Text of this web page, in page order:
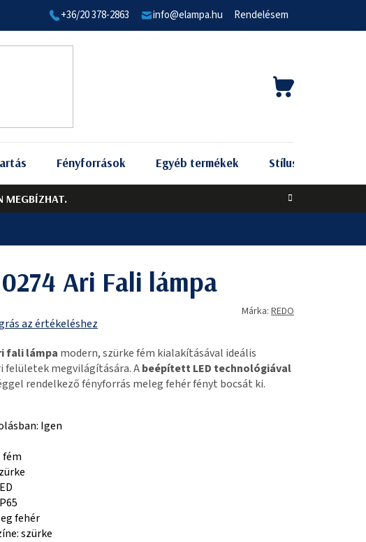
MEGBÍZHAT.
+36/20 378-2863 info@elampa.hu Rendelésem
KOSÁR
Fényforrások Egyéb termékek Stílus szerint
Ari Fali lámpa
az értékeléshez
Márka: REDO
fali lámpa modern, szürke fém kialakításával ideális
felületek megvilágítására. Abeépített LED technológiával
rendelkező fényforrás meleg fehér fényt bocsát ki.
Igen
fém
fehér
szürke